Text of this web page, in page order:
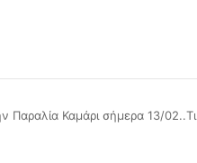
Παραλία Καμάρι σήμερα 13/02..Τι